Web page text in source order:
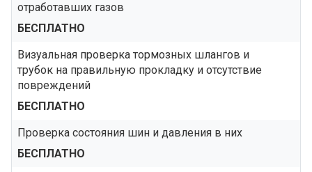
отработавших газов
БЕСПЛАТНО
Визуальная проверка тормозных шлангов и
трубок на правильную прокладку и отсутствие
повреждений
БЕСПЛАТНО
Проверка состояния шин и давления в них
БЕСПЛАТНО